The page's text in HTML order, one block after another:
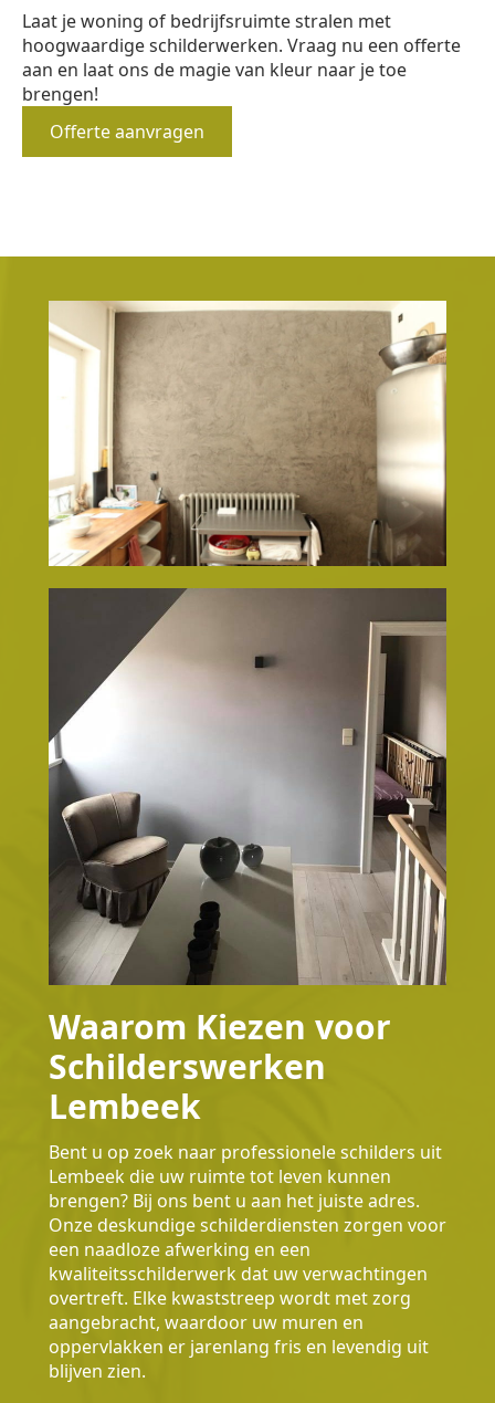
Laat je woning of bedrijfsruimte stralen met
hoogwaardige schilderwerken. Vraag nu een offerte
aan en laat ons de magie van kleur naar je toe
brengen!
Offerte aanvragen
Waarom Kiezen voor
Schilderswerken
Lembeek
Bent u op zoek naar professionele schilders uit
Lembeek die uw ruimte tot leven kunnen
brengen? Bij ons bent u aan het juiste adres.
Onze deskundige schilderdiensten zorgen voor
een naadloze afwerking en een
kwaliteitsschilderwerk dat uw verwachtingen
overtreft. Elke kwaststreep wordt met zorg
aangebracht, waardoor uw muren en
oppervlakken er jarenlang fris en levendig uit
blijven zien.